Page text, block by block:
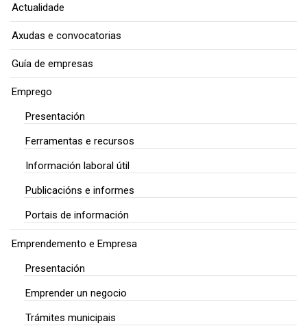
Actualidade
Axudas e convocatorias
Guía de empresas
Emprego
Presentación
Ferramentas e recursos
Información laboral útil
Publicacións e informes
Portais de información
Emprendemento e Empresa
Presentación
Emprender un negocio
Trámites municipais